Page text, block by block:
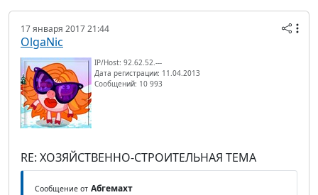
17 января 2017 21:44
OlgaNic
IP/Host: 92.62.52.---
Дата регистрации: 11.04.2013
Сообщений: 10 993
RE: ХОЗЯЙСТВЕННО-СТРОИТЕЛЬНАЯ ТЕМА
Сообщение от Абгемахт